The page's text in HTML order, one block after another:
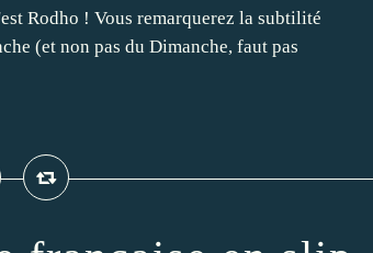
Rodho ! Vous remarquerez la subtilité
(et non pas du Dimanche, faut pas